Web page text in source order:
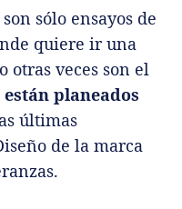
sólo ensayos de
quiere ir una
otras veces son el
planeados
últimas
de la marca